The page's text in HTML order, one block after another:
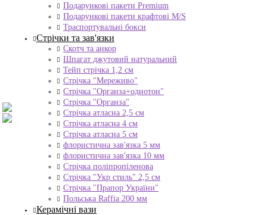
Подарункові пакети Premium
Подарункові пакети крафтові M/S
Траспортувальні бокси
Стрічки та зав'язки
Скотч та анкор
Шпагат джутовий натуральний
Тейп стрічка 1,2 см
Стрічка "Мереживо"
Стрічка "Органза+однотон"
Стрічка "Органза"
Стрічка атласна 2,5 см
Стрічка атласна 4 см
Стрічка атласна 5 см
флористична зав'язка 5 мм
флористична зав'язка 10 мм
Стрічка поліпропіленова
Стрічка "Укр стиль" 2,5 см
Стрічка "Прапор України"
Польська Raffia 200 мм
Керамічні вази